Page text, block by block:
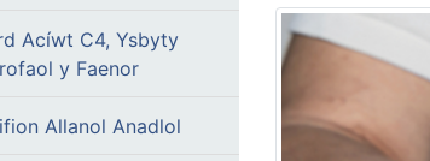
Acíwt C4, Ysbyty
y Faenor
Allanol Anadlol